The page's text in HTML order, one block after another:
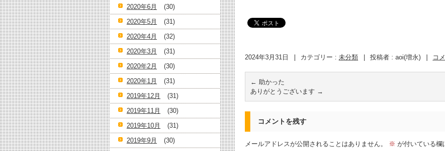
2024年3月31日 カテゴリー : 未分類 投稿者 : aoi(増永) コ
← 助かった
ありがとうございます →
コメントを残す
メールアドレスが公開されることはありません。 ※ が付いている欄
2020年6月
(30)
2020年5月
(31)
2020年4月
(32)
2020年3月
(31)
2020年2月
(30)
2020年1月
(31)
2019年12月
(31)
2019年11月
(30)
2019年10月
(31)
2019年9月
(30)